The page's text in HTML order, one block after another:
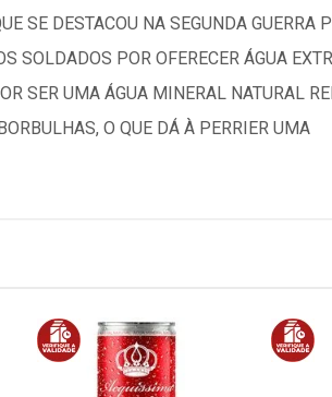
SE DESTACOU NA SEGUNDA GUERRA
SOLDADOS POR OFERECER ÁGUA
SER UMA ÁGUA MINERAL NATURAL
O QUE DÁ À PERRIER UMA